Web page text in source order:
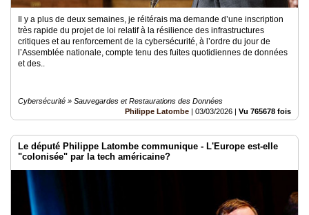
Il y a plus de deux semaines, je réitérais ma demande d’une inscription
très rapide du projet de loi relatif à la résilience des infrastructures
critiques et au renforcement de la cybersécurité, à l’ordre du jour de
l’Assemblée nationale, compte tenu des fuites quotidiennes de données
et des..
Cybersécurité » Sauvegardes et Restaurations des Données
Philippe Latombe | 03/03/2026 | Vu 765678 fois
Le député Philippe Latombe communique - L'Europe est-elle
"colonisée" par la tech américaine?